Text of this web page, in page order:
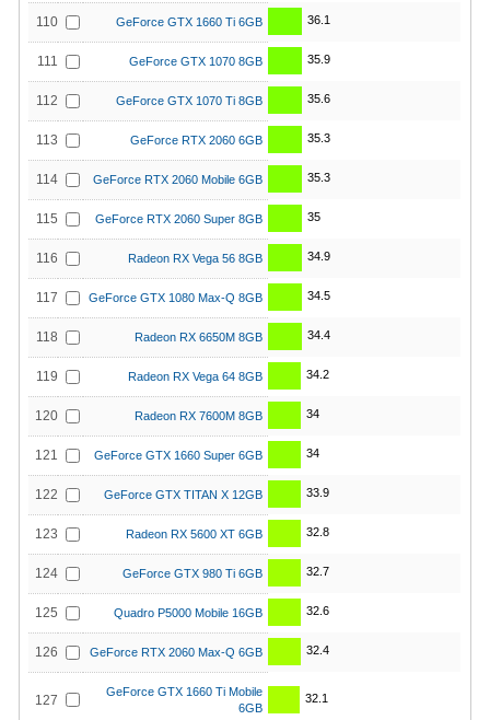
110 GeForce GTX 1660 Ti 6GB 36.1
111 GeForce GTX 1070 8GB 35.9
112 GeForce GTX 1070 Ti 8GB 35.6
113 GeForce RTX 2060 6GB 35.3
114 GeForce RTX 2060 Mobile 6GB 35.3
115 GeForce RTX 2060 Super 8GB 35
116 Radeon RX Vega 56 8GB 34.9
117 GeForce GTX 1080 Max-Q 8GB 34.5
118 Radeon RX 6650M 8GB 34.4
119 Radeon RX Vega 64 8GB 34.2
120 Radeon RX 7600M 8GB 34
121 GeForce GTX 1660 Super 6GB 34
122 GeForce GTX TITAN X 12GB 33.9
123 Radeon RX 5600 XT 6GB 32.8
124 GeForce GTX 980 Ti 6GB 32.7
125 Quadro P5000 Mobile 16GB 32.6
126 GeForce RTX 2060 Max-Q 6GB 32.4
127
GeForce GTX 1660 Ti Mobile
6GB
32.1